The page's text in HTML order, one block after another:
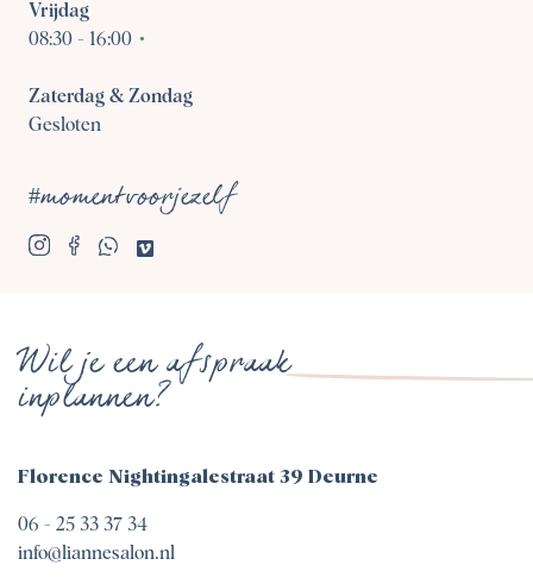
Wil je een afspraak
inplannen?
Florence Nightingalestraat 39 Deurne
06 - 25 33 37 34
info@liannesalon.nl
Vrijdag
08:30 - 16:00
Zaterdag & Zondag
Gesloten
#momentvoorjezelf